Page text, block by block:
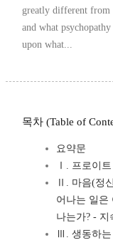
greatly different from
and what psychopathy
upon what...
목차 (Table of
요약문
Ⅰ. 프로이
Ⅱ. 마음(정
어나는 일은
나는가? - 지
Ⅲ. 생동하